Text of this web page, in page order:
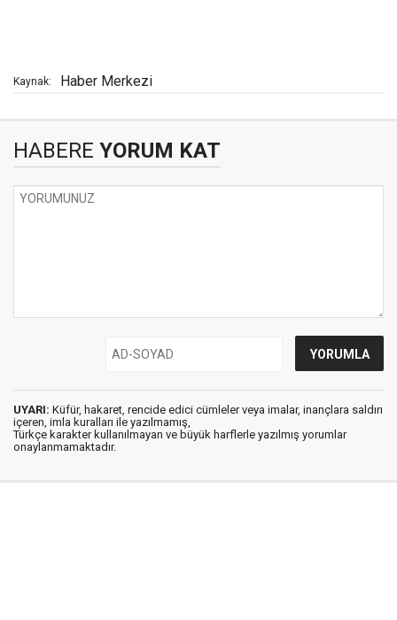
Kaynak: Haber Merkezi
HABERE YORUM KAT
UYARI: Küfür, hakaret, rencide edici cümleler veya imalar, inançlara saldırı
içeren, imla kuralları ile yazılmamış,
Türkçe karakter kullanılmayan ve büyük harflerle yazılmış yorumlar
onaylanmamaktadır.